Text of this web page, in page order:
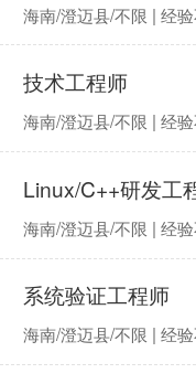
海南/澄迈县/不限 | 经
技术工程师
海南/澄迈县/不限 | 经
Linux/C++研发工
海南/澄迈县/不限 | 经
系统验证工程师
海南/澄迈县/不限 | 经